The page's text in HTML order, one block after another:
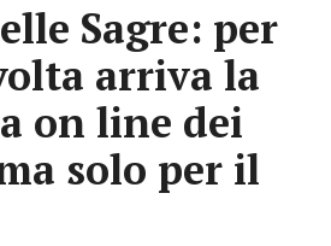
Sagre: per
arriva la
on line dei
solo per il